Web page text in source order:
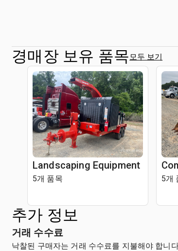
경매장 보유 품목모두 보기
Landscaping Equipment
5개 품목 5개
추가 정보
거래 수수료
낙찰된 구매자는 거래 수수료를 지불해야 합니